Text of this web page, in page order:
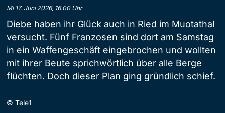
Mi 17. Juni 2026, 16.00 Uhr
Diebe haben ihr Glück auch in Ried im Muotathal
versucht. Fünf Franzosen sind dort am Samstag
in ein Waffengeschäft eingebrochen und wollten
mit ihrer Beute sprichwörtlich über alle Berge
flüchten. Doch dieser Plan ging gründlich schief.
© Tele1